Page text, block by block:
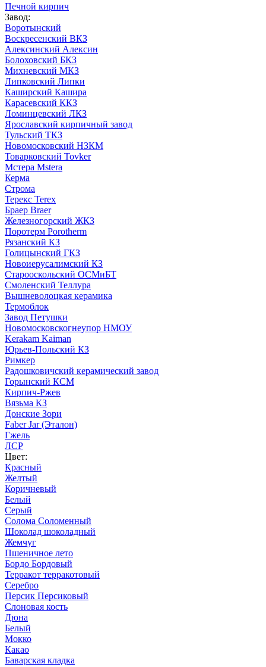
Печной кирпич
Завод:
Воротынский
Воскресенский ВКЗ
Алексинский Алексин
Болоховский БКЗ
Михневский МКЗ
Липковский Липки
Каширский Кашира
Карасевский ККЗ
Ломинцевский ЛКЗ
Ярославский кирпичный завод
Тульский ТКЗ
Новомосковский НЗКМ
Товарковский Tovker
Мстера Mstera
Керма
Строма
Терекс Terex
Браер Braer
Железногорский ЖКЗ
Поротерм Porotherm
Рязанский КЗ
Голицынский ГКЗ
Новоиерусалимский КЗ
Старооскольский ОСМиБТ
Смоленский Теллура
Вышневолоцкая керамика
Термоблок
Завод Петушки
Новомосковскогнеупор НМОУ
Kerakam Kaiman
Юрьев-Польский КЗ
Римкер
Радошковичский керамический завод
Горынский КСМ
Кирпич-Ржев
Вязьма КЗ
Донские Зори
Faber Jar (Эталон)
Гжель
ЛСР
Цвет:
Красный
Желтый
Коричневый
Белый
Серый
Солома Соломенный
Шоколад шоколадный
Жемчуг
Пшеничное лето
Бордо Бордовый
Терракот терракотовый
Серебро
Персик Персиковый
Слоновая кость
Дюна
Белый
Мокко
Какао
Баварская кладка